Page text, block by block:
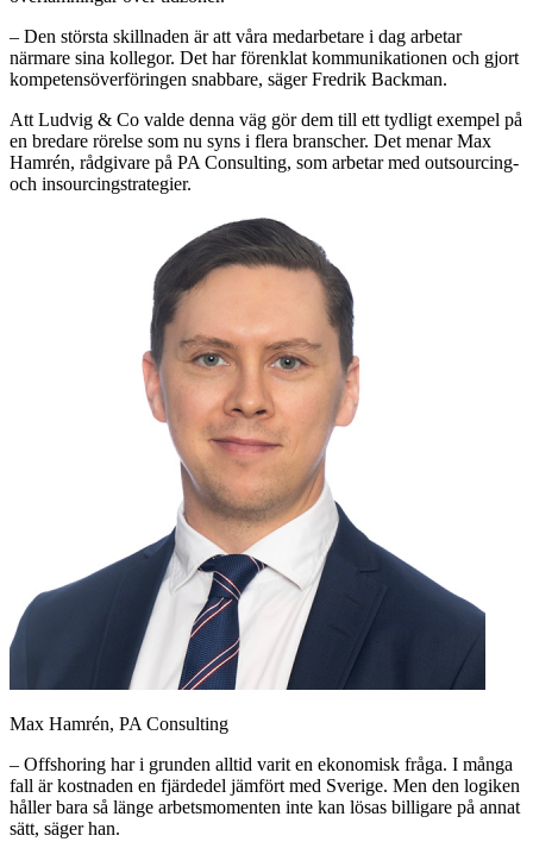
– Den största skillnaden är att våra medarbetare i dag arbetar
närmare sina kollegor. Det har förenklat kommunikationen och gjort
kompetensöverföringen snabbare, säger Fredrik Backman.
Att Ludvig & Co valde denna väg gör dem till ett tydligt exempel på
en bredare rörelse som nu syns i flera branscher. Det menar Max
Hamrén, rådgivare på PA Consulting, som arbetar med outsourcing-
och insourcingstrategier.
Max Hamrén, PA Consulting
– Offshoring har i grunden alltid varit en ekonomisk fråga. I många
fall är kostnaden en fjärdedel jämfört med Sverige. Men den logiken
håller bara så länge arbetsmomenten inte kan lösas billigare på annat
sätt, säger han.